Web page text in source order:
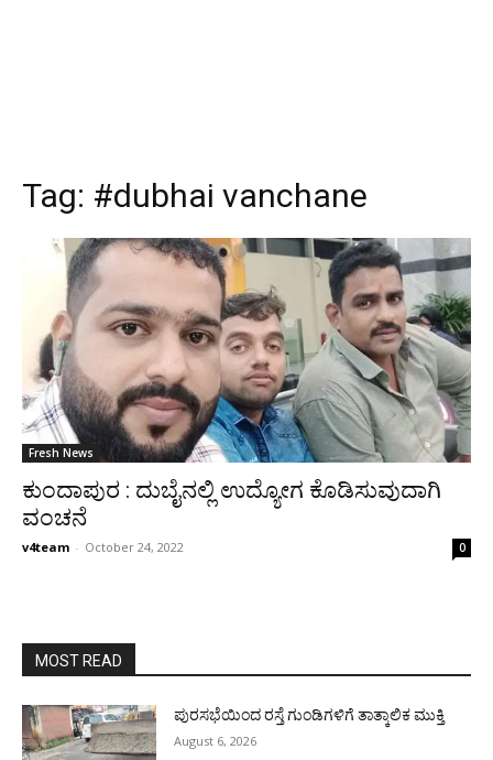
Tag: #dubhai vanchane
Fresh News
ಕುಂದಾಪುರ : ದುಬೈನಲ್ಲಿ ಉದ್ಯೋಗ ಕೊಡಿಸುವುದಾಗಿ
ವಂಚನೆ
v4team - October 24, 2022 0
MOST READ
ಪುರಸಭೆಯಿಂದ ರಸ್ತೆ ಗುಂಡಿಗಳಿಗೆ ತಾತ್ಕಾಲಿಕ ಮುಕ್ತಿ
August 6, 2026